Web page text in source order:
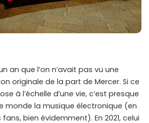
an que l’on n’avait pas vu une
originale de la part de Mercer. Si ce
à l’échelle d’une vie, c’est presque
monde la musique électronique (en
bien évidemment). En 2021, celui